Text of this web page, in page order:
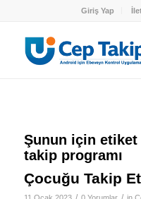
Giriş Yap
Şunun için
takip programı
Çocuğu Takip